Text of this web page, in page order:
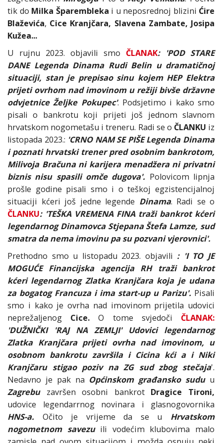
tik do Milka Šparembleka i u neposrednoj blizini Ćire
Blaževića, Cice Kranjčara, Slavena Zambate, Josipa
Kužea...
U rujnu 2023. objavili smo ČLANAK: 'POD STARE
DANE Legenda Dinama Rudi Belin u dramatičnoj
situaciji, stan je prepisao sinu kojem HEP Elektra
prijeti ovrhom nad imovinom u režiji bivše državne
odvjetnice Željke Pokupec'. Podsjetimo i kako smo
pisali o bankrotu koji prijeti još jednom slavnom
hrvatskom nogometašu i treneru. Radi se o ČLANKU iz
listopada 2023.: 'CRNO NAM SE PIŠE Legenda Dinama
i poznati hrvatski trener pred osobnim bankrotom,
Milivoja Bračuna ni karijera menadžera ni privatni
biznis nisu spasili omče dugova'. Polovicom lipnja
prošle godine pisali smo i o teškoj egzistencijalnoj
situaciji kćeri još jedne legende Dinama. Radi se o
ČLANKU: 'TEŠKA VREMENA FINA traži bankrot kćeri
legendarnog Dinamovca Stjepana Štefa Lamze, sud
smatra da nema imovinu pa su pozvani vjerovnici'.
Prethodno smo u listopadu 2023. objavili : 'I TO JE
MOGUĆE Financijska agencija RH traži bankrot
kćeri legendarnog Zlatka Kranjčara koja je udana
za bogatog Francuza i ima start-up u Parizu'. Pisali
smo i kako je ovrha nad imovinom prijetila udovici
neprežaljenog Cice. O tome svjedoči ČLANAK:
'DUŽNIČKI 'RAJ NA ZEMLJI' Udovici legendarnog
Zlatka Kranjčara prijeti ovrha nad imovinom, u
osobnom bankrotu završila i Cicina kći a i Niki
Kranjčaru stigao poziv na ZG sud zbog stečaja'.
Nedavno je pak na Općinskom građansko suduu
Zagrebuzavršen osobni bankrot Dragice Tironi,
udovice legendarrnog novinara i glasnogovornika
HNS-a. Očito je vrijeme da se u Hrvatskom
nogometnom savezuili vodećim klubovima malo